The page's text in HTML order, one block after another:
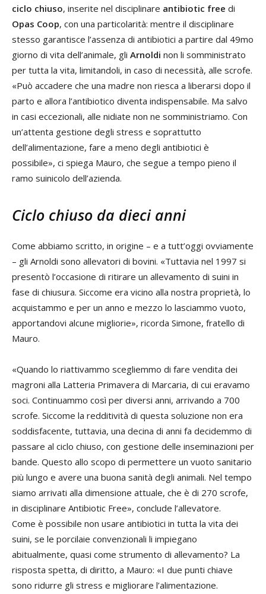
ciclo chiuso, inserite nel disciplinare antibiotic free di
Opas Coop, con una particolarità: mentre il disciplinare
stesso garantisce l’assenza di antibiotici a partire dal 49mo
giorno di vita dell’animale, gli Arnoldi non li somministrato
per tutta la vita, limitandoli, in caso di necessità, alle scrofe.
«Può accadere che una madre non riesca a liberarsi dopo il
parto e allora l’antibiotico diventa indispensabile. Ma salvo
in casi eccezionali, alle nidiate non ne somministriamo. Con
un’attenta gestione degli stress e soprattutto
dell’alimentazione, fare a meno degli antibiotici è
possibile», ci spiega Mauro, che segue a tempo pieno il
ramo suinicolo dell’azienda.
Ciclo chiuso da dieci anni
Come abbiamo scritto, in origine – e a tutt’oggi ovviamente
– gli Arnoldi sono allevatori di bovini. «Tuttavia nel 1997 si
presentò l’occasione di ritirare un allevamento di suini in
fase di chiusura. Siccome era vicino alla nostra proprietà, lo
acquistammo e per un anno e mezzo lo lasciammo vuoto,
apportandovi alcune migliorie», ricorda Simone, fratello di
Mauro.
«Quando lo riattivammo scegliemmo di fare vendita dei
magroni alla Latteria Primavera di Marcaria, di cui eravamo
soci. Continuammo così per diversi anni, arrivando a 700
scrofe. Siccome la redditività di questa soluzione non era
soddisfacente, tuttavia, una decina di anni fa decidemmo di
passare al ciclo chiuso, con gestione delle inseminazioni per
bande. Questo allo scopo di permettere un vuoto sanitario
più lungo e avere una buona sanità degli animali. Nel tempo
siamo arrivati alla dimensione attuale, che è di 270 scrofe,
in disciplinare Antibiotic Free», conclude l’allevatore.
Come è possibile non usare antibiotici in tutta la vita dei
suini, se le porcilaie convenzionali li impiegano
abitualmente, quasi come strumento di allevamento? La
risposta spetta, di diritto, a Mauro: «I due punti chiave
sono ridurre gli stress e migliorare l’alimentazione.